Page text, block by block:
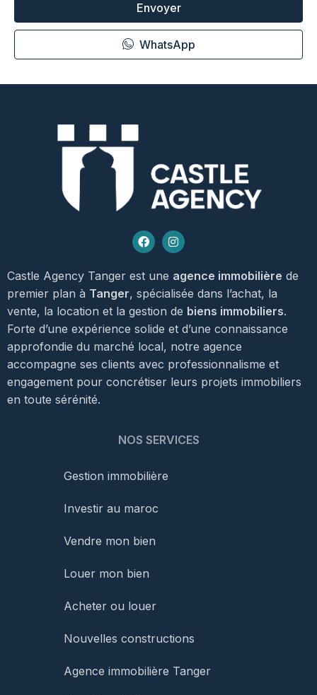
Envoyer
WhatsApp
Castle Agency Tanger est une agence immobilière de
premier plan à Tanger, spécialisée dans l’achat, la
vente, la location et la gestion de biens immobiliers.
Forte d’une expérience solide et d’une connaissance
approfondie du marché local, notre agence
accompagne ses clients avec professionnalisme et
engagement pour concrétiser leurs projets immobiliers
en toute sérénité.
NOS SERVICES
Gestion immobilière
Investir au maroc
Vendre mon bien
Louer mon bien
Acheter ou louer
Nouvelles constructions
Agence immobilière Tanger